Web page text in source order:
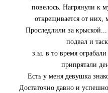
повелось. Нагрянули к
открещивается от них,
Проследлили за
подвал и
з.ы. в то время
припрятали
Есть у меня девушка
Достаточно давно и